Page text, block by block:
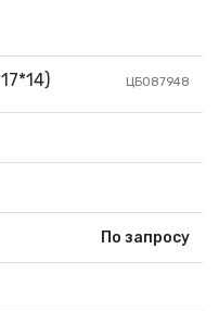
ЦБ087948
По запросу